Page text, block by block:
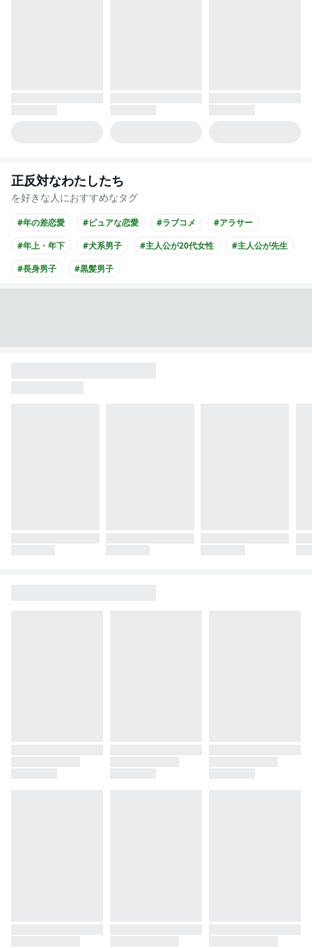
正反対なわたしたち
を好きな人におすすめなタグ
#年の差恋愛 #ピュアな恋愛 #ラブコメ
#アラサー
#年上・年下
#犬系男子 #主人公が20代女性
#主人公が先生
#長身男子
#黒髪男子